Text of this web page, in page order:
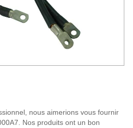
nous aimerions vous fournir
Nos produits ont un bon